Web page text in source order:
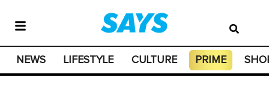
NEWS LIFESTYLE CULTURE PRIME